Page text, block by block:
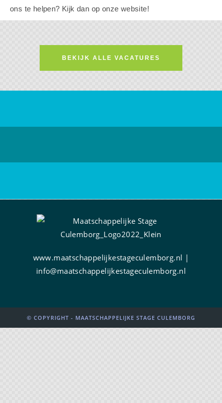
ons te helpen? Kijk dan op onze website!
BEKIJK ALLE VACATURES
www.maatschappelijkestageculemborg.nl |
info@maatschappelijkestageculemborg.nl
© COPYRIGHT - MAATSCHAPPELIJKE STAGE CULEMBORG